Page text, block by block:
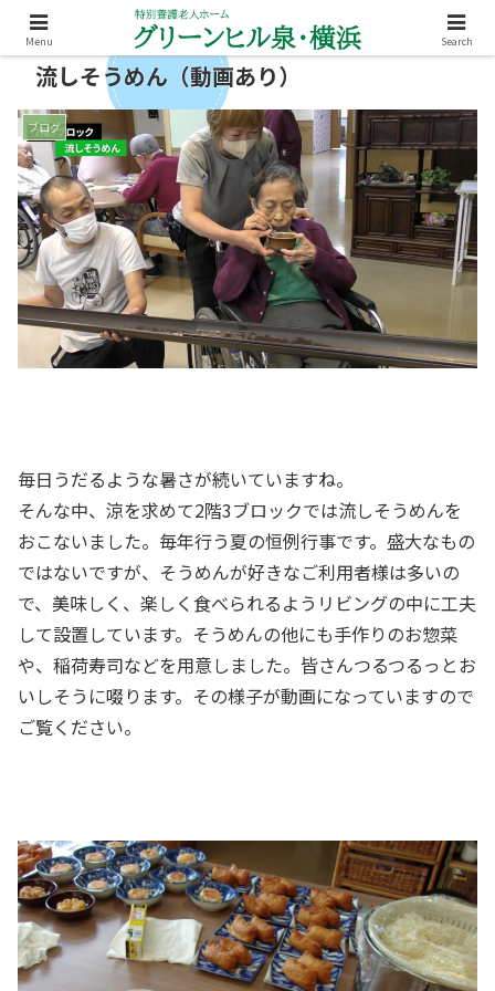
流しそうめん（動画あり）
ブログ
毎日うだるような暑さが続いていますね。
そんな中、涼を求めて2階3ブロックでは流しそうめんを
おこないました。毎年行う夏の恒例行事です。盛大なもの
ではないですが、そうめんが好きなご利用者様は多いの
で、美味しく、楽しく食べられるようリビングの中に工夫
して設置しています。そうめんの他にも手作りのお惣菜
や、稲荷寿司などを用意しました。皆さんつるつるっとお
いしそうに啜ります。その様子が動画になっていますので
ご覧ください。
Menu Search